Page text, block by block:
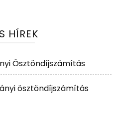
HÍREK
Ösztöndíjszámítás
ösztöndíjszámítás